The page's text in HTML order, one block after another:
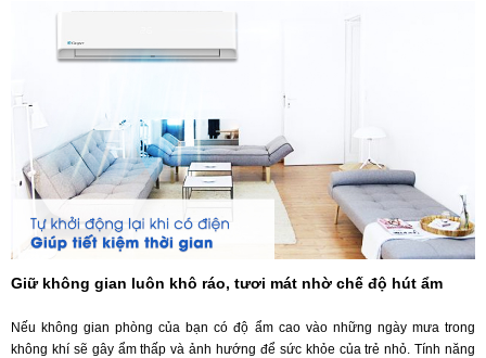
Giữ không gian luôn khô ráo, tươi mát nhờ chế độ hút ẩm
Nếu không gian phòng của bạn có độ ẩm cao vào những ngày mưa trong
không khí sẽ gây ẩm thấp và ảnh hướng để sức khỏe của trẻ nhỏ. Tính năng